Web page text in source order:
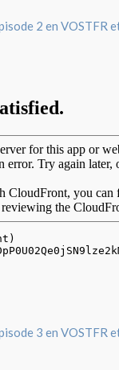
2 en VOSTFR
3 en VOSTFR